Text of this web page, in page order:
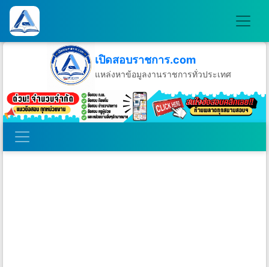
เปิดสอบราชการ.com
แหล่งหาข้อมูลงานราชการทั่วประเทศ
วันอาทิตย์ที่ 9 เดือนสิงหาคม พ.ศ.2569